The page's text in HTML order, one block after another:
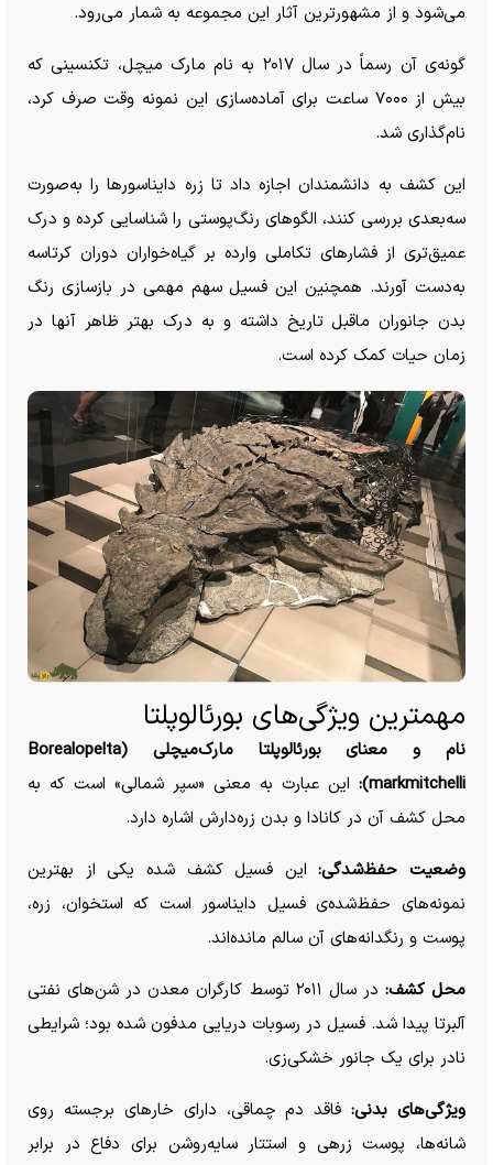
می‌شود و از مشهورترین آثار این مجموعه به شمار می‌رود.
گونه‌ی آن رسماً در سال ۲۰۱۷ به نام مارک میچل، تکنسینی که
بیش از ۷۰۰۰ ساعت برای آماده‌سازی این نمونه وقت صرف کرد،
نام‌گذاری شد.
این کشف به دانشمندان اجازه داد تا زره دایناسور‌ها را به‌صورت
سه‌بعدی بررسی کنند، الگو‌های رنگ‌پوستی را شناسایی کرده و درک
عمیق‌تری از فشار‌های تکاملی وارده بر گیاه‌خواران دوران کرتاسه
به‌دست آورند. همچنین این فسیل سهم مهمی در بازسازی رنگ
بدن جانوران ماقبل تاریخ داشته و به درک بهتر ظاهر آنها در
زمان حیات کمک کرده است.
مهمترین ویژگی‌های بورئالوپلتا
نام و معنای بورئالوپلتا مارک‌میچلی (Borealopelta
markmitchelli):
این عبارت به معنی «سپر شمالی» است که به
محل کشف آن در کانادا و بدن زره‌دارش اشاره دارد.
وضعیت حفظ‌شدگی:این فسیل کشف شده یکی از بهترین
نمونه‌های حفظ‌شده‌ی فسیل دایناسور است که استخوان، زره،
پوست و رنگدانه‌های آن سالم مانده‌اند.
محل کشف:
در سال ۲۰۱۱ توسط کارگران معدن در شن‌های نفتی
آلبرتا پیدا شد. فسیل در رسوبات دریایی مدفون شده بود؛ شرایطی
نادر برای یک جانور خشکی‌زی.
ویژگی‌های بدنی:فاقد دم چماقی، دارای خار‌های برجسته روی
شانه‌ها، پوست زرهی و استتار سایه‌روشن برای دفاع در برابر